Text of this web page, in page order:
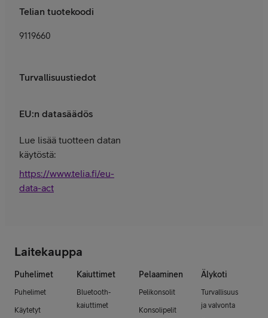
Telian tuotekoodi
9119660
Turvallisuustiedot
EU:n datasäädös
Lue lisää tuotteen datan
käytöstä:
https://www.telia.fi/eu-
data-act
Laitekauppa
Puhelimet
Puhelimet
Käytetyt
Kaiuttimet
Bluetooth-
kaiuttimet
Pelaaminen
Pelikonsolit
Konsolipelit
Älykoti
Turvallisuus
ja valvonta